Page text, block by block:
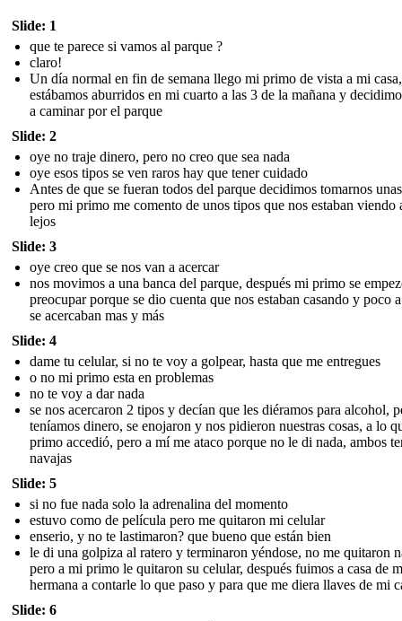
Slide: 1
que te parece si vamos al parque ?
claro!
Un día normal en fin de semana llego mi primo de vista a mi casa,
estábamos aburridos en mi cuarto a las 3 de la mañana y
a caminar por el parque
Slide: 2
oye no traje dinero, pero no creo que sea nada
oye esos tipos se ven raros hay que tener cuidado
Antes de que se fueran todos del parque decidimos tomarnos
pero mi primo me comento de unos tipos que nos estaban viendo
lejos
Slide: 3
oye creo que se nos van a acercar
nos movimos a una banca del parque, después mi primo se
preocupar porque se dio cuenta que nos estaban casando y poco
se acercaban mas y más
Slide: 4
dame tu celular, si no te voy a golpear, hasta que me entregues
o no mi primo esta en problemas
no te voy a dar nada
se nos acercaron 2 tipos y decían que les diéramos para alcohol,
teníamos dinero, se enojaron y nos pidieron nuestras cosas, a lo
primo accedió, pero a mí me ataco porque no le di nada, ambos
navajas
Slide: 5
si no fue nada solo la adrenalina del momento
estuvo como de película pero me quitaron mi celular
enserio, y no te lastimaron? que bueno que están bien
le di una golpiza al ratero y terminaron yéndose, no me quitaron
pero a mi primo le quitaron su celular, después fuimos a casa de
hermana a contarle lo que paso y para que me diera llaves de mi
Slide: 6